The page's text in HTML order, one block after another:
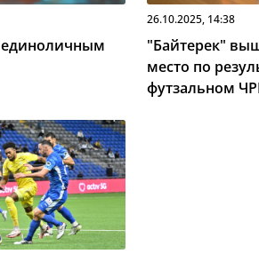
единоличным
26.10.2025, 14:38
"Байтерек"
место по
футзальном